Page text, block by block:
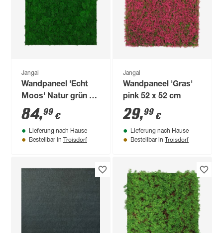
Jangal
Wandpaneel 'Echt
Moos' Natur grün 52
x 52 cm
84,99 €
Lieferung nach Hause
Bestellbar in Troisdorf
Jangal
Wandpaneel 'Gras'
pink 52 x 52 cm
29,99 €
Lieferung nach Hause
Bestellbar in Troisdorf